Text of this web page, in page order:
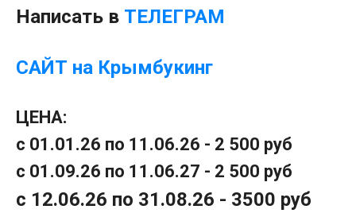
Написать в ТЕЛЕГРАМ
САЙТ на Крымбукинг
ЦЕНА:
с 01.01.26 по 11.06.26 - 2 500 руб
с 01.09.26 по 11.06.27 - 2 500 руб
с 12.06.26 по 31.08.26 - 3500 руб